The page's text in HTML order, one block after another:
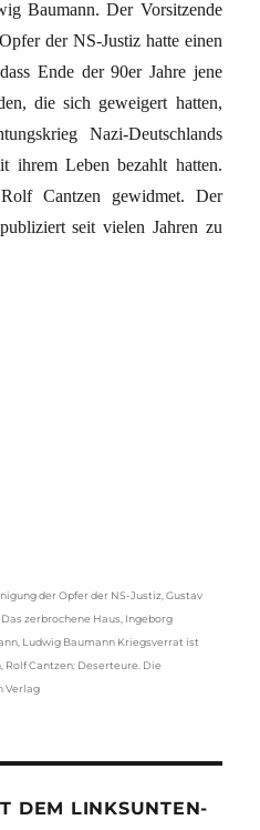
Baumann. Der Vorsitzende
der NS-Justiz hatte einen
Ende der 90er Jahre jene
die sich geweigert hatten,
Nazi-Deutschlands
ihrem Leben bezahlt hatten.
Cantzen gewidmet. Der
seit vielen Jahren zu
der Opfer der NS-Justiz ,Gustav
zerbrochene Haus Ingeborg
Ludwig Baumann Kriegsverrat ist
Rolf Cantzen: Deserteure. Die
Verlag
DEM LINKSUNTEN-